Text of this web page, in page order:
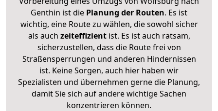
Genthin ist die Planung der Routen. Es ist
wichtig, eine Route zu wählen, die sowohl sicher
als auch zeiteffizientist. Es ist auch ratsam,
sicherzustellen, dass die Route frei von
Straßensperrungen und anderen Hindernissen
ist. Keine Sorgen, auch hier haben wir
Spezialisten und übernehmen gerne die Planung,
damit Sie sich auf andere wichtige Sachen
konzentrieren können.